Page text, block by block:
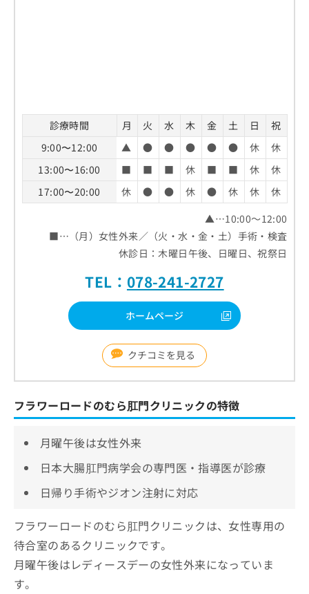
診療時間 月 火 水 木 金 土 日
祝
9:00〜12:00
▲ ● ● ● ● ● 休
休
13:00〜16:00
■ ■ ■ 休 ■ ■ 休
休
17:00〜20:00
休 ● ● 休 ● 休 休
休
▲…10:00～12:00
■…（月）女性外来／（火・水・金・土）手術・検査
休診日：木曜日午後、日曜日、祝祭日
TEL： 078-241-2727
ホームページ
クチコミを見る
フラワーロードのむら肛門クリニックの特徴
月曜午後は女性外来
日本大腸肛門病学会の専門医・指導医が診療
日帰り手術やジオン注射に対応
フラワーロードのむら肛門クリニックは、女性専用の
待合室のあるクリニックです。
月曜午後はレディースデーの女性外来になっていま
す。